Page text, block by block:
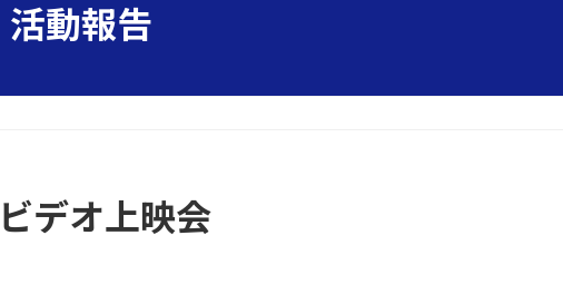
活動報告
デオ上映会